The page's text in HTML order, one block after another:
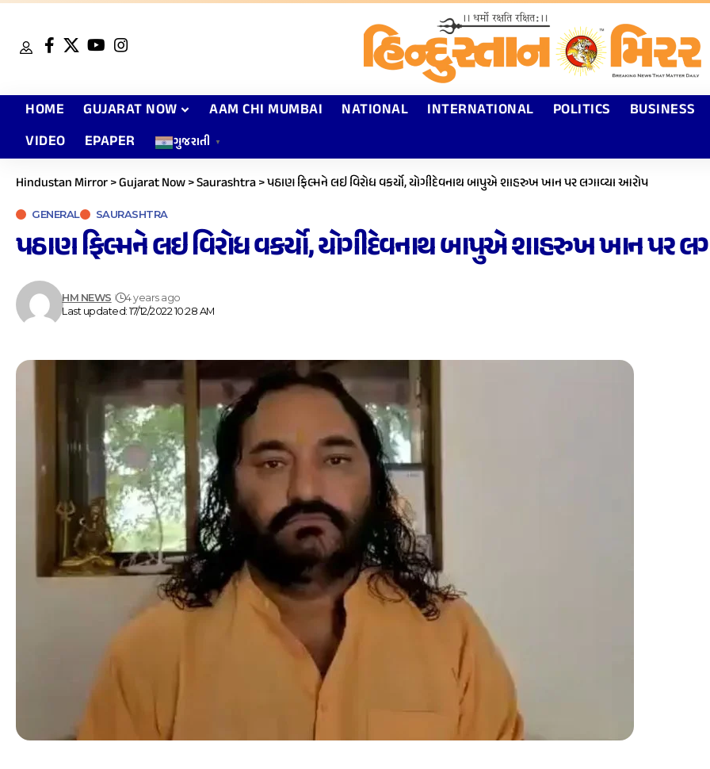
HOME GUJARAT NOW AAM CHI MUMBAI NATIONAL INTERNATIONAL POLITICS
BUSINESS
VIDEO
EPAPER ગુજરાતી ▼
Hindustan Mirror>Gujarat Now>Saurashtra>પઠાણ ફિલ્મને લઇ વિરોધ વકર્યો, યોગીદેવનાથ બાપુએ શાહરુખ ખાન પર લગાવ્યા આરોપ
GENERAL SAURASHTRA
પઠાણ ફિલ્મને લઇ વિરોધ વકર્યો, યોગીદેવનાથ બાપુએ શાહરુખ ખાન પર
Last updated: 17/12/2022 10:28 AM
HM NEWS 4 years ago